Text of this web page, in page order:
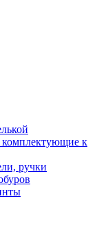
к
ручки